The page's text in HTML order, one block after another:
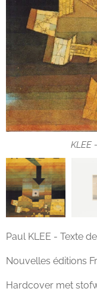
KLEE
KLEE
Paul KLEE - Texte
Nouvelles éditions
Hardcover met